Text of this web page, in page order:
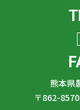
熊本県
〒862-8570